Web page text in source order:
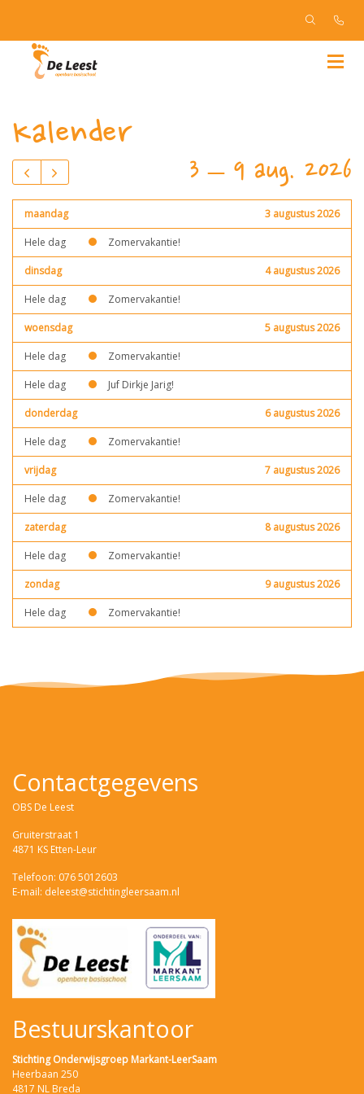
Kalender
3 – 9 aug. 2026
maandag 3 augustus 2026
Hele dag Zomervakantie!
dinsdag 4 augustus 2026
Hele dag Zomervakantie!
woensdag 5 augustus 2026
Hele dag Zomervakantie!
Hele dag Juf Dirkje Jarig!
donderdag 6 augustus 2026
Hele dag Zomervakantie!
vrijdag 7 augustus 2026
Hele dag Zomervakantie!
zaterdag 8 augustus 2026
Hele dag Zomervakantie!
zondag 9 augustus 2026
Hele dag Zomervakantie!
Contactgegevens
OBS De Leest
Gruiterstraat 1
4871 KS Etten-Leur
Telefoon: 076 5012603
E-mail: deleest@stichtingleersaam.nl
Bestuurskantoor
Stichting Onderwijsgroep Markant-LeerSaam
Heerbaan 250
4817 NL Breda